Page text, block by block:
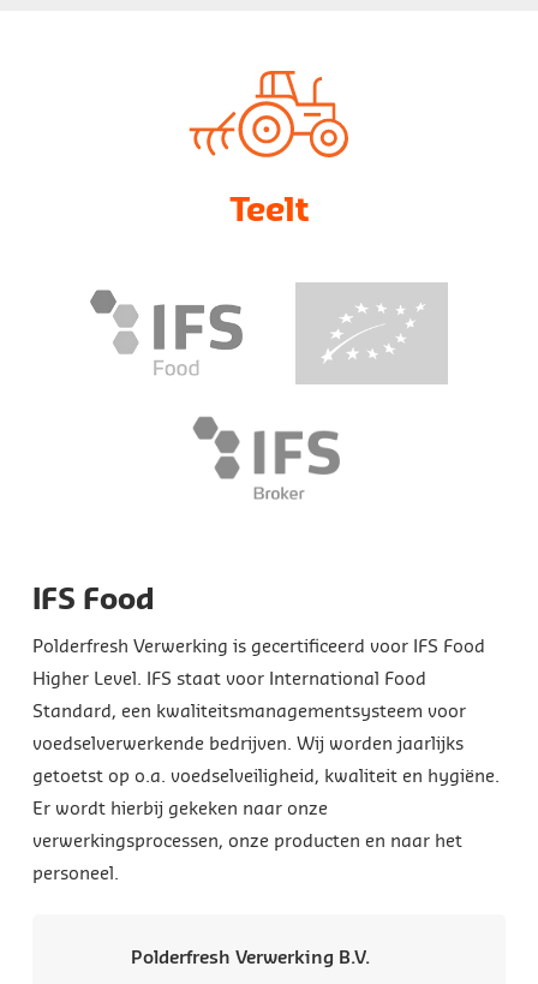
Teelt
IFS Food
Polderfresh Verwerking is gecertificeerd voor IFS Food
Higher Level. IFS staat voor International Food
Standard, een kwaliteitsmanagementsysteem voor
voedselverwerkende bedrijven. Wij worden jaarlijks
getoetst op o.a. voedselveiligheid, kwaliteit en hygiëne.
Er wordt hierbij gekeken naar onze
verwerkingsprocessen, onze producten en naar het
personeel.
Polderfresh Verwerking B.V.